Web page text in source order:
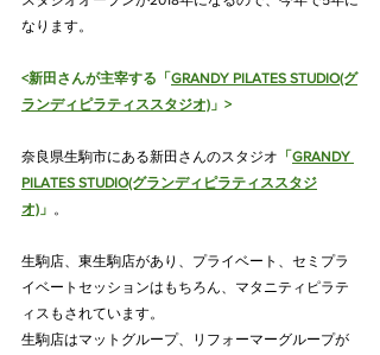
なります。
<新田さんが主宰する「GRANDY PILATES STUDIO(グ
ランディピラティススタジオ) 」>
奈良県生駒市にある新田さんのスタジオ 「GRANDY
PILATES STUDIO(グランディピラティススタジ
オ) 」 。
生駒店、東生駒店があり、プライベート、セミプラ
イベートセッションはもちろん、マタニティピラテ
ィスもされています。
生駒店はマットグループ、リフォーマーグループが